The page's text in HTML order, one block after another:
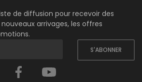
de diffusion pour recevoir des
arrivages, les offres
S'ABONNER
Facebook